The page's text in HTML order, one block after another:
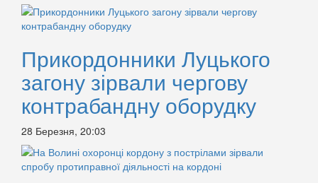
Прикордонники Луцького
загону зірвали чергову
контрабандну оборудку
28 Березня, 20:03